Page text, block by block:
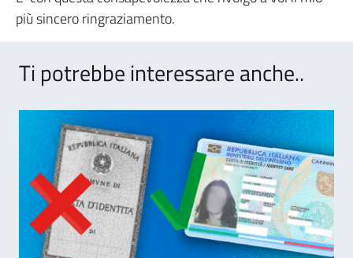
più sincero ringraziamento.
Ti potrebbe interessare anche..